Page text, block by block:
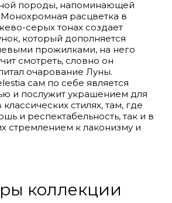
породы, напоминающей
расцветка в
серых тонах создает
который дополняется
прожилками, на него
смотреть, словно он
очарование Луны.
сам по себе является
и послужит украшением для
стилях, там, где
и респектабельность, так и в
стремлением к лаконизму и
коллекции